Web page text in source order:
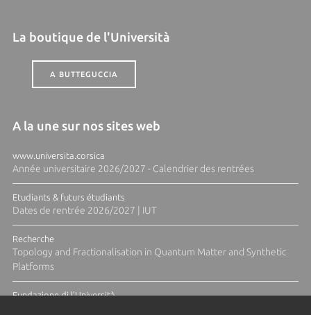
La boutique de l'Università
A BUTTEGUCCIA
A la une sur nos sites web
www.universita.corsica
Année universitaire 2026/2027 - Calendrier des rentrées
Etudiants & futurs étudiants
Dates de rentrée 2026/2027 | IUT
Recherche
Topology and Fractionalisation in Quantum Matter and Synthetic
Platforms
Fundazione di l'Università